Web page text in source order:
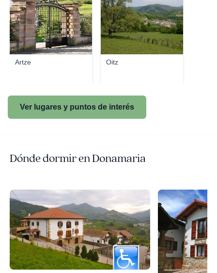
Artze Oitz
Ver lugares y puntos de interés
Dónde dormir en Donamaria